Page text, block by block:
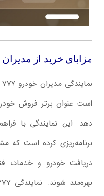
مزایای خرید از مدیران
است عنوان برتر فروش
دهد. این نمایندگی با
برنامه‌ریزی کرده است که
دریافت خودرو و خدمات